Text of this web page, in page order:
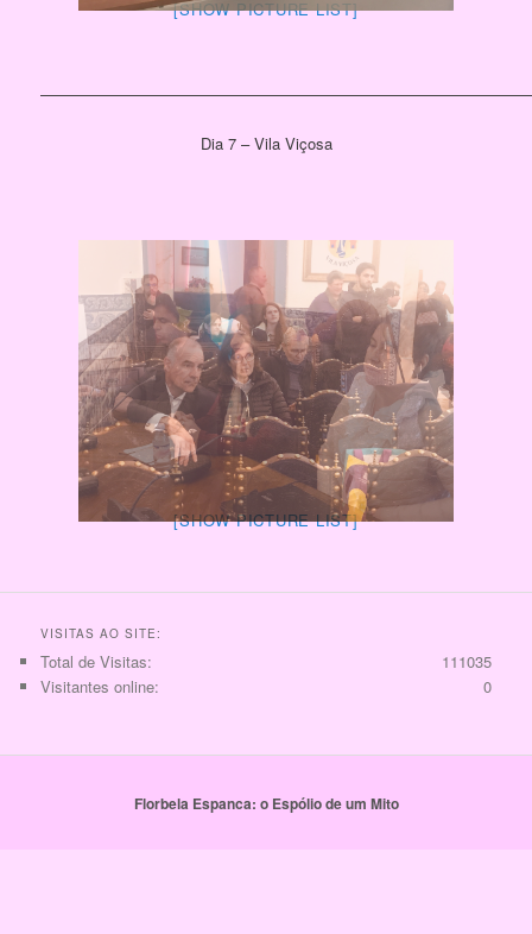
[SHOW PICTURE LIST]
Dia 7 – Vila Viçosa
[SHOW PICTURE LIST]
VISITAS AO SITE:
111035
Total de Visitas:
0
Visitantes online:
Florbela Espanca: o Espólio de um Mito